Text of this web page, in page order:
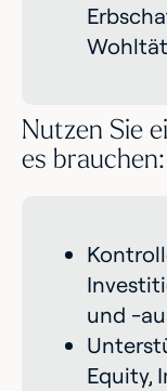
Nutzen Sie
es brauchen:
und -
Equity,